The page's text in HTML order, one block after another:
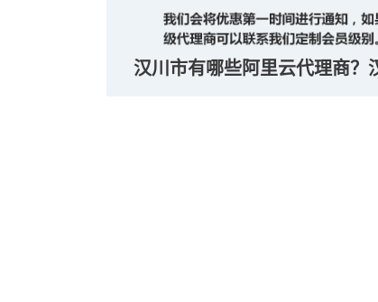
汉川市有哪些阿里云代理商？